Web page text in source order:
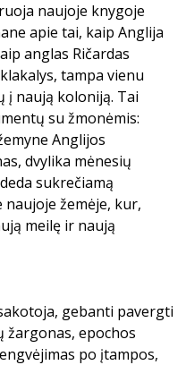
naujoje knygoje
apie tai, kaip Anglija
anglas Ričardas
tampa vienu
naują koloniją. Tai
su žmonėmis:
Anglijos
dvylika mėnesių
sukrečiamą
žemėje, kur,
meilę ir naują
gebanti pavergti
žargonas, epochos
po įtampos,